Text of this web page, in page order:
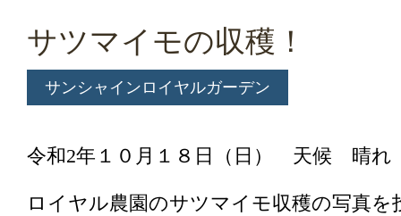
サツマイモの収穫！
サンシャインロイヤルガーデン
令和2年１０月１８日（日） 天候 晴
ロイヤル農園のサツマイモ収穫の写真を